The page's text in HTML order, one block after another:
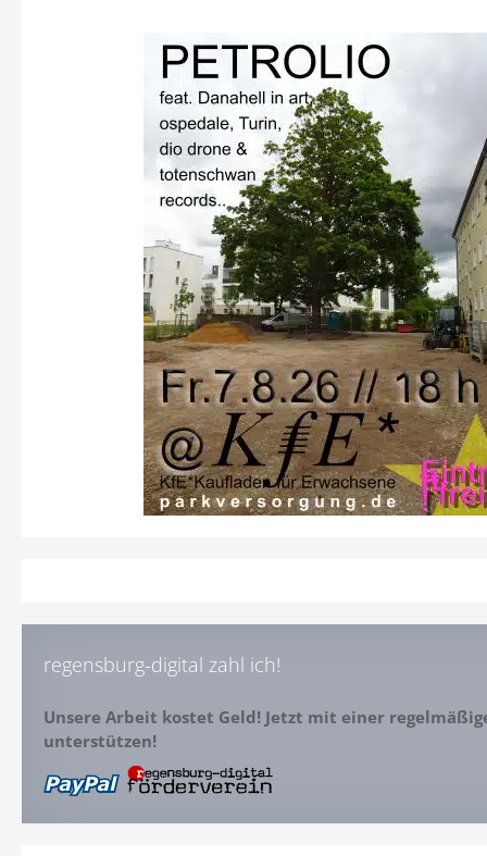
regensburg-digital zahl ich!
Unsere Arbeit kostet Geld! Jetzt mit einer
unterstützen!